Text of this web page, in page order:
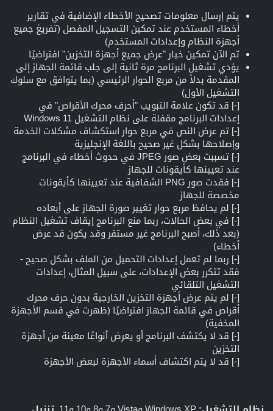
يتم إرسال معلومات تصحيح الأخطاء الإضافية في تقارير
أخطاء المستخدم عند تمكين التسجيل المفصل (تفريغ جميع
أجهزة النظام وإعدادات المستخدم)
تم الآن تمكين خيار "عرض جميع أجهزة التخزين" افتراضيًا
يؤدي تشغيل البرنامج مرة ثانية إلى جلب قائمة الجهاز إلى
المقدمة بدلاً من مربع الحوار الرئيسي (بما يتوافق مع سلوك
التشغيل الأول)
[-] قد تكون علامة التبويب "أحرف محرك الأقراص" في
إعدادات البرنامج مقفلة على نظام التشغيل Windows 11
[-] تم عرض النص في مربع حوار استكشاف مشكلات الخدمة
وإصلاحها بشكل غير صحيح باللغة الإنجليزية
[-] تسببت بعض صور JPEG في حدوث أخطاء في البرنامج
عند تعيينها كأيقونات للجهاز
[-] فقدت صور PNG الشفافية عند تعيينها كأيقونات
مخصصة للجهاز
[-] لم يحافظ مربع حوار تغيير صورة الجهاز على أبعاده
[-] في بعض الحالات، ربما منع البرنامج إيقاف تشغيل النظام
(بعد ذلك، أصبح البرنامج غير مستقر وقد يكون قد عرض
أخطاء)
[-] ربما لم تعمل إعدادات التحميل من الملف بشكل صحيح -
فقد تتكرر بعض الإعدادات، على سبيل المثال، إعدادات
التشغيل التلقائي
[-] لم يتم عرض أجهزة التخزين الخارجية بدون حرف محرك
أقراص في قائمة الجهاز افتراضيًا (ظهرت في قسم الأجهزة
المخفية)
[-] قد لا يكتشف البرنامج أو يعرض أنواعًا معينة من أجهزة
التخزين
[-] قد لا يتم اكتشاف أسماء الأجهزة لبعض الأجهزة